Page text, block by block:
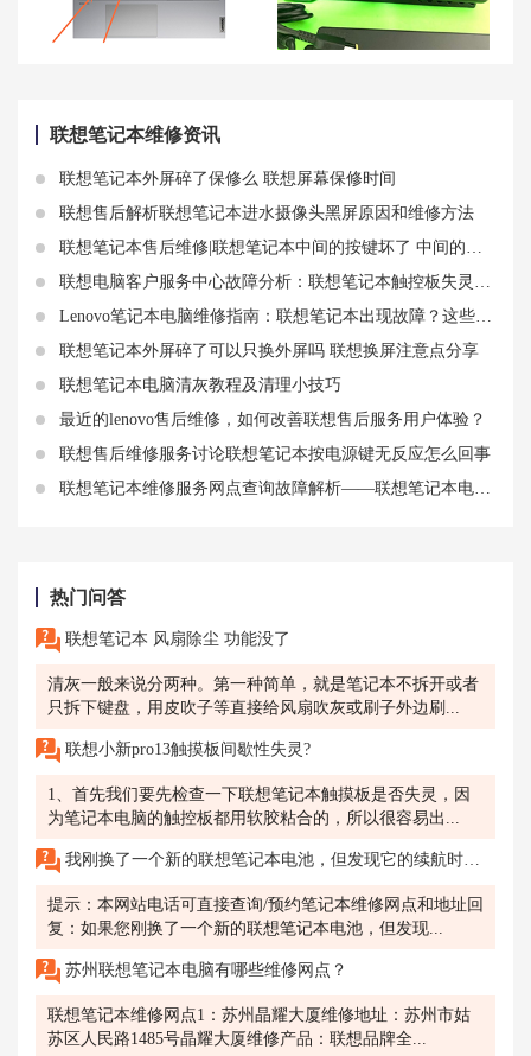
联想笔记本维修资讯
联想笔记本外屏碎了保修么 联想屏幕保修时间
联想售后解析联想笔记本进水摄像头黑屏原因和维修方法
联想笔记本售后维修|联想笔记本中间的按键坏了 中间的红色按钮维修介绍
联想电脑客户服务中心故障分析：联想笔记本触控板失灵原因
Lenovo笔记本电脑维修指南：联想笔记本出现故障？这些维修方法或许可以
联想笔记本外屏碎了可以只换外屏吗 联想换屏注意点分享
联想笔记本电脑清灰教程及清理小技巧
最近的lenovo售后维修，如何改善联想售后服务用户体验？
联想售后维修服务讨论联想笔记本按电源键无反应怎么回事
联想笔记本维修服务网点查询故障解析——联想笔记本电脑电池鼓包
热门问答
联想笔记本 风扇除尘 功能没了
清灰一般来说分两种。第一种简单，就是笔记本不拆开或者
只拆下键盘，用皮吹子等直接给风扇吹灰或刷子外边刷...
联想小新pro13触摸板间歇性失灵?
1、首先我们要先检查一下联想笔记本触摸板是否失灵，因
为笔记本电脑的触控板都用软胶粘合的，所以很容易出...
我刚换了一个新的联想笔记本电池，但发现它的续航时间很短，不够耐用，怎么办?
提示：本网站电话可直接查询/预约笔记本维修网点和地址回
复：如果您刚换了一个新的联想笔记本电池，但发现...
苏州联想笔记本电脑有哪些维修网点？
联想笔记本维修网点1：苏州晶耀大厦维修地址：苏州市姑
苏区人民路1485号晶耀大厦维修产品：联想品牌全...